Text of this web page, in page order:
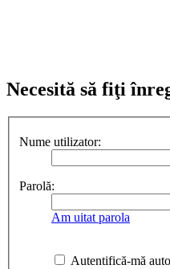
Necesită să fiţi
Nume utilizator:
Parolă:
Am uitat parola
Autentifică-mă